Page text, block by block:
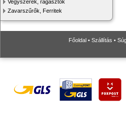
Vegyszerek, ragasztók
Zavarszűrők, Ferritek
Főoldal • Szállítás •